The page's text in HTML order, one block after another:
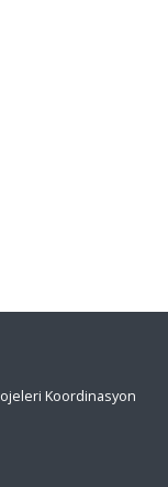
Koordinasyon